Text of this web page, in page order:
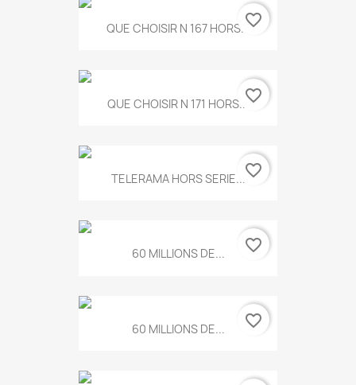
QUE CHOISIR N 167 HORS...favorite_border
QUE CHOISIR N 171 HORS...favorite_border
TELERAMA HORS SERIE...favorite_border
60 MILLIONS DE... favorite_border
60 MILLIONS DE... favorite_border